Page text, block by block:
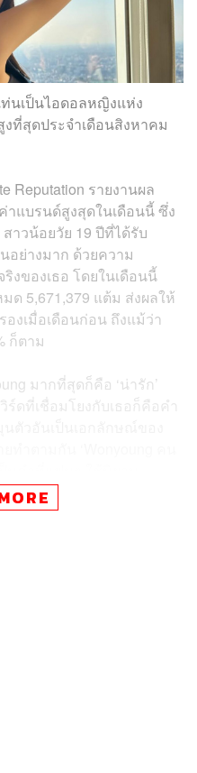
นเป็นไอดอลหญิงแห่ง
ที่สุดประจำเดือนสิงหาคม
Reputation รายงานผล
แบรนด์สูงสุดในเดือนนี้ ซึ่ง
าวน้อยวัย 19 ปีที่ได้รับ
อย่างมาก ด้วยความ
งของเธอ โดยในเดือนนี้
ด 5,671,379 แต้ม ส่งผลให้
งเมื่อเดือนก่อน ถึงแม้ว่า
ก็ตาม
มากที่สุดก็คือ ‘น่ารัก’
วิร์ดที่เชื่อมโยงกับเธอก็คือคำ
ที่เป็นกระแสใหญ่